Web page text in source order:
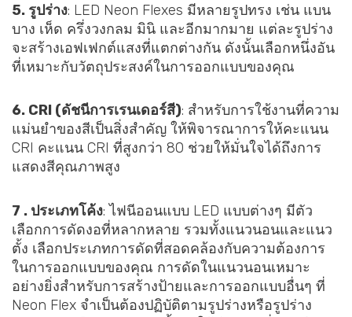
5. รูปร่าง: LED Neon Flexes มีหลายรูปทรง เช่น แบน
บาง เห็ด ครึ่งวงกลม มินิ และอีกมากมาย แต่ละรูปร่าง
จะสร้างเอฟเฟกต์แสงที่แตกต่างกัน ดังนั้นเลือกหนึ่งอัน
ที่เหมาะกับวัตถุประสงค์ในการออกแบบของคุณ
6. CRI (ดัชนีการเรนเดอร์สี): สำหรับการใช้งานที่ความ
แม่นยำของสีเป็นสิ่งสำคัญ ให้พิจารณาการให้คะแนน
CRI คะแนน CRI ที่สูงกว่า 80 ช่วยให้มั่นใจได้ถึงการ
แสดงสีคุณภาพสูง
7 . ประเภทโค้ง: ไฟนีออนแบบ LED แบบต่างๆ มีตัว
เลือกการดัดงอที่หลากหลาย รวมทั้งแนวนอนและแนว
ตั้ง เลือกประเภทการดัดที่สอดคล้องกับความต้องการ
ในการออกแบบของคุณ การดัดในแนวนอนเหมาะ
อย่างยิ่งสำหรับการสร้างป้ายและการออกแบบอื่นๆ ที่
Neon Flex จำเป็นต้องปฏิบัติตามรูปร่างหรือรูปร่าง